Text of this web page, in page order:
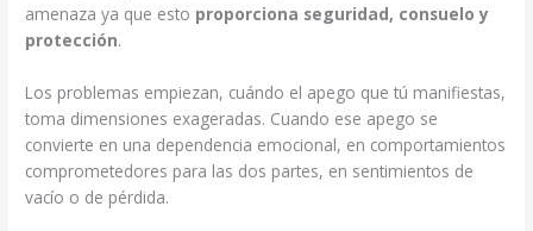
amenaza ya que esto proporciona seguridad, consuelo y
protección.
Los problemas empiezan, cuándo el apego que tú manifiestas,
toma dimensiones exageradas. Cuando ese apego se
convierte en una dependencia emocional, en comportamientos
comprometedores para las dos partes, en sentimientos de
vacío o de pérdida.